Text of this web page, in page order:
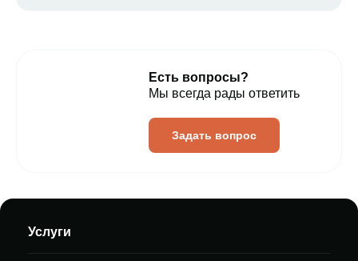
Есть вопросы?
Мы всегда рады ответить
Задать вопрос
Услуги